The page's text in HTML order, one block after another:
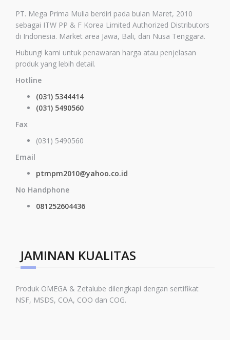
PT. Mega Prima Mulia berdiri pada bulan Maret, 2010
sebagai ITW PP & F Korea Limited Authorized Distributors
di Indonesia. Market area Jawa, Bali, dan Nusa Tenggara.
Hubungi kami untuk penawaran harga atau penjelasan
produk yang lebih detail.
Hotline
(031) 5344414
(031) 5490560
Fax
(031) 5490560
Email
ptmpm2010@yahoo.co.id
No Handphone
081252604436
JAMINAN KUALITAS
Produk OMEGA & Zetalube dilengkapi dengan sertifikat
NSF, MSDS, COA, COO dan COG.